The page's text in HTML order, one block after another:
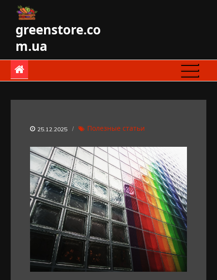
contentgreenstore.co
m.ua
25.12.2025 Полезные статьи